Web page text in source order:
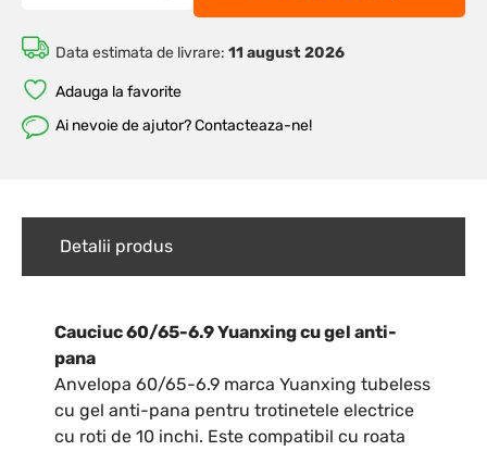
Data estimata de livrare: 11 august 2026
Adauga la favorite
Ai nevoie de ajutor? Contacteaza-ne!
Detalii produs
Cauciuc 60/65-6.9 Yuanxing cu gel anti-
pana
Anvelopa 60/65-6.9 marca Yuanxing tubeless
cu gel anti-pana pentru trotinetele electrice
cu roti de 10 inchi. Este compatibil cu roata